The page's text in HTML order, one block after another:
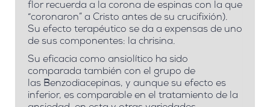
flor recuerda a la corona de espinas con la que
“coronaron” a Cristo antes de su crucifixión).
Su efecto terapéutico se da a expensas de uno
de sus componentes: la chrisina.
Su eficacia como ansiolítico ha sido
comparada también con el grupo de
las Benzodiacepinas, y aunque su efecto es
inferior, es comparable en el tratamiento de la